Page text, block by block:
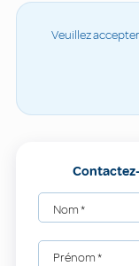
Veuillez
Nom*
Prénom*